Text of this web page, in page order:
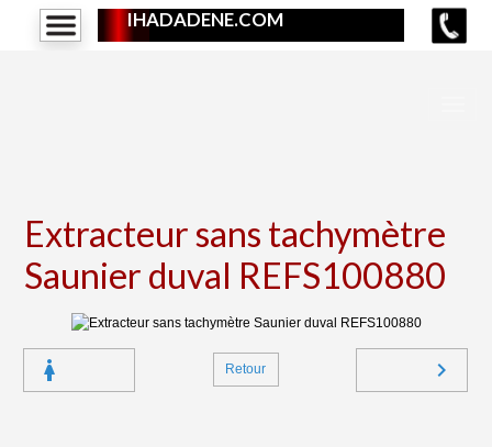
IHADADENE.COM
Extracteur sans tachymètre
Saunier duval REFS100880
Retour